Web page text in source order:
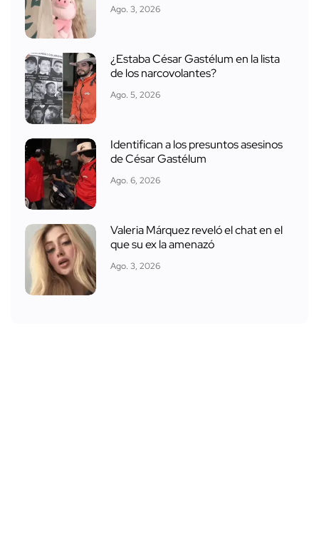
Ago. 3, 2026
¿Estaba César Gastélum en la lista
de los narcovolantes?
Ago. 5, 2026
Identifican a los presuntos asesinos
de César Gastélum
Ago. 6, 2026
Valeria Márquez reveló el chat en el
que su ex la amenazó
Ago. 3, 2026